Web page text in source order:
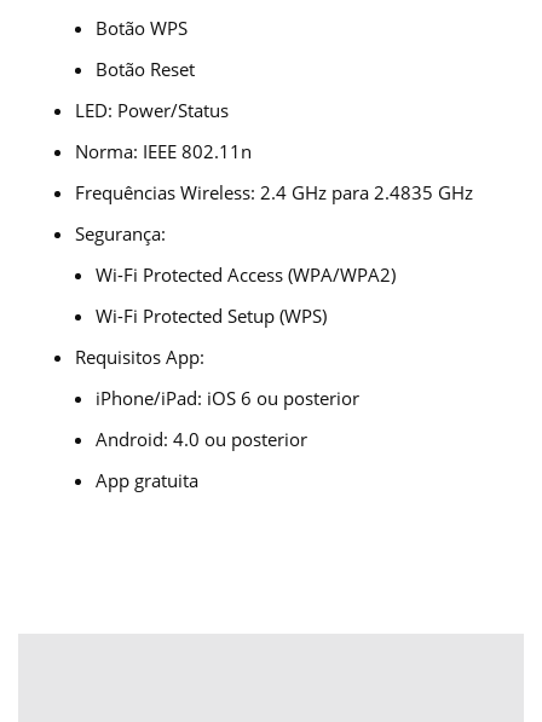
Botão WPS
Botão Reset
LED: Power/Status
Norma: IEEE 802.11n
Frequências Wireless: 2.4 GHz para 2.4835 GHz
Segurança:
Wi-Fi Protected Access (WPA/WPA2)
Wi-Fi Protected Setup (WPS)
Requisitos App:
iPhone/iPad: iOS 6 ou posterior
Android: 4.0 ou posterior
App gratuita